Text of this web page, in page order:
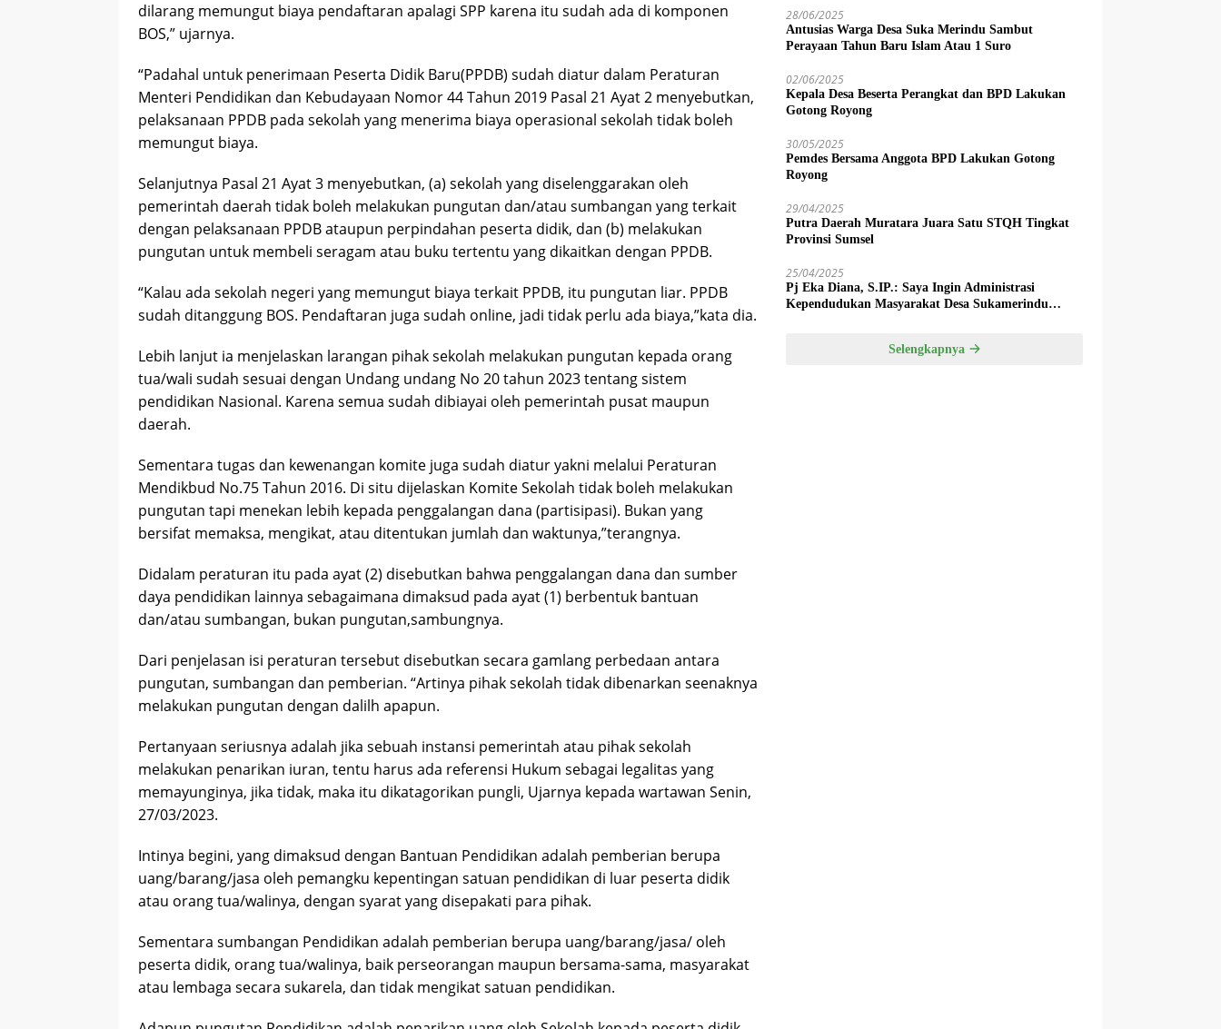
dilarang memungut biaya pendaftaran apalagi SPP karena itu sudah ada di komponen
BOS,” ujarnya.
“Padahal untuk penerimaan Peserta Didik Baru(PPDB) sudah diatur dalam Peraturan
Menteri Pendidikan dan Kebudayaan Nomor 44 Tahun 2019 Pasal 21 Ayat 2 menyebutkan,
pelaksanaan PPDB pada sekolah yang menerima biaya operasional sekolah tidak boleh
memungut biaya.
Selanjutnya Pasal 21 Ayat 3 menyebutkan, (a) sekolah yang diselenggarakan oleh
pemerintah daerah tidak boleh melakukan pungutan dan/atau sumbangan yang terkait
dengan pelaksanaan PPDB ataupun perpindahan peserta didik, dan (b) melakukan
pungutan untuk membeli seragam atau buku tertentu yang dikaitkan dengan PPDB.
“Kalau ada sekolah negeri yang memungut biaya terkait PPDB, itu pungutan liar. PPDB
sudah ditanggung BOS. Pendaftaran juga sudah online, jadi tidak perlu ada biaya,”kata dia.
Lebih lanjut ia menjelaskan larangan pihak sekolah melakukan pungutan kepada orang
tua/wali sudah sesuai dengan Undang undang No 20 tahun 2023 tentang sistem
pendidikan Nasional. Karena semua sudah dibiayai oleh pemerintah pusat maupun
daerah.
Sementara tugas dan kewenangan komite juga sudah diatur yakni melalui Peraturan
Mendikbud No.75 Tahun 2016. Di situ dijelaskan Komite Sekolah tidak boleh melakukan
pungutan tapi menekan lebih kepada penggalangan dana (partisipasi). Bukan yang
bersifat memaksa, mengikat, atau ditentukan jumlah dan waktunya,”terangnya.
Didalam peraturan itu pada ayat (2) disebutkan bahwa penggalangan dana dan sumber
daya pendidikan lainnya sebagaimana dimaksud pada ayat (1) berbentuk bantuan
dan/atau sumbangan, bukan pungutan,sambungnya.
Dari penjelasan isi peraturan tersebut disebutkan secara gamlang perbedaan antara
pungutan, sumbangan dan pemberian. “Artinya pihak sekolah tidak dibenarkan seenaknya
melakukan pungutan dengan dalilh apapun.
Pertanyaan seriusnya adalah jika sebuah instansi pemerintah atau pihak sekolah
melakukan penarikan iuran, tentu harus ada referensi Hukum sebagai legalitas yang
memayunginya, jika tidak, maka itu dikatagorikan pungli, Ujarnya kepada wartawan Senin,
27/03/2023.
Intinya begini, yang dimaksud dengan Bantuan Pendidikan adalah pemberian berupa
uang/barang/jasa oleh pemangku kepentingan satuan pendidikan di luar peserta didik
atau orang tua/walinya, dengan syarat yang disepakati para pihak.
Sementara sumbangan Pendidikan adalah pemberian berupa uang/barang/jasa/ oleh
peserta didik, orang tua/walinya, baik perseorangan maupun bersama-sama, masyarakat
atau lembaga secara sukarela, dan tidak mengikat satuan pendidikan.
28/06/2025
Antusias Warga Desa Suka Merindu Sambut
Perayaan Tahun Baru Islam Atau 1 Suro
02/06/2025
Kepala Desa Beserta Perangkat dan BPD Lakukan
Gotong Royong
30/05/2025
Pemdes Bersama Anggota BPD Lakukan Gotong
Royong
29/04/2025
Putra Daerah Muratara Juara Satu STQH Tingkat
Provinsi Sumsel
25/04/2025
Pj Eka Diana, S.IP.: Saya Ingin Administrasi
Kependudukan Masyarakat Desa Sukamerindu
Selengkapnya